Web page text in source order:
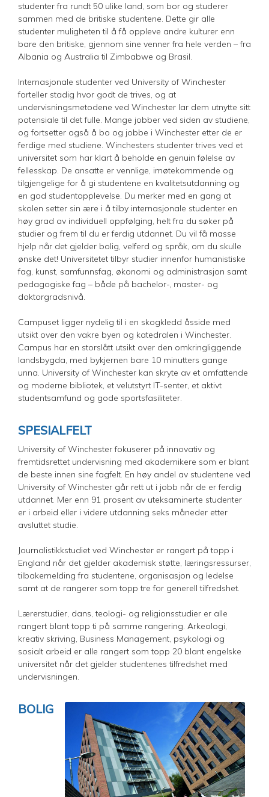
studenter fra rundt 50 ulike land, som bor og studerer
sammen med de britiske studentene. Dette gir alle
studenter muligheten til å få oppleve andre kulturer enn
bare den britiske, gjennom sine venner fra hele verden – fra
Albania og Australia til Zimbabwe og Brasil.
Internasjonale studenter ved University of Winchester
forteller stadig hvor godt de trives, og at
undervisningsmetodene ved Winchester lar dem utnytte sitt
potensiale til det fulle. Mange jobber ved siden av studiene,
og fortsetter også å bo og jobbe i Winchester etter de er
ferdige med studiene. Winchesters studenter trives ved et
universitet som har klart å beholde en genuin følelse av
fellesskap. De ansatte er vennlige, imøtekommende og
tilgjengelige for å gi studentene en kvalitetsutdanning og
en god studentopplevelse. Du merker med en gang at
skolen setter sin ære i å tilby internasjonale studenter en
høy grad av individuell oppfølging, helt fra du søker på
studier og frem til du er ferdig utdannet. Du vil få masse
hjelp når det gjelder bolig, velferd og språk, om du skulle
ønske det! Universitetet tilbyr studier innenfor humanistiske
fag, kunst, samfunnsfag, økonomi og administrasjon samt
pedagogiske fag – både på bachelor-, master- og
doktorgradsnivå.
Campuset ligger nydelig til i en skogkledd åsside med
utsikt over den vakre byen og katedralen i Winchester.
Campus har en storslått utsikt over den omkringliggende
landsbygda, med bykjernen bare 10 minutters gange
unna. University of Winchester kan skryte av et omfattende
og moderne bibliotek, et velutstyrt IT-senter, et aktivt
studentsamfund og gode sportsfasiliteter.
SPESIALFELT
University of Winchester fokuserer på innovativ og
fremtidsrettet undervisning med akademikere som er blant
de beste innen sine fagfelt. En høy andel av studentene ved
University of Winchester går rett ut i jobb når de er ferdig
utdannet. Mer enn 91 prosent av uteksaminerte studenter
er i arbeid eller i videre utdanning seks måneder etter
avsluttet studie.
Journalistikkstudiet ved Winchester er rangert på topp i
England når det gjelder akademisk støtte, læringsressurser,
tilbakemelding fra studentene, organisasjon og ledelse
samt at de rangerer som topp tre for generell tilfredshet.
Lærerstudier, dans, teologi- og religionsstudier er alle
rangert blant topp ti på samme rangering. Arkeologi,
kreativ skriving, Business Management, psykologi og
sosialt arbeid er alle rangert som topp 20 blant engelske
universitet når det gjelder studentenes tilfredshet med
undervisningen.
BOLIG